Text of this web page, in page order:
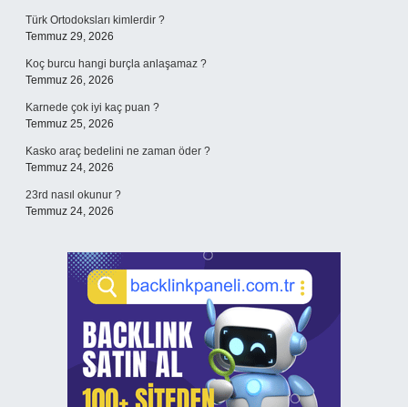
Türk Ortodoksları kimlerdir ?
Temmuz 29, 2026
Koç burcu hangi burçla anlaşamaz ?
Temmuz 26, 2026
Karnede çok iyi kaç puan ?
Temmuz 25, 2026
Kasko araç bedelini ne zaman öder ?
Temmuz 24, 2026
23rd nasıl okunur ?
Temmuz 24, 2026